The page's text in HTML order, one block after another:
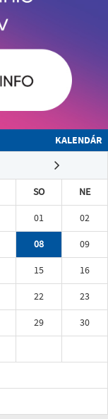
KALENDÁR
SO
NE
01
02
08
09
15
16
22
23
29
30